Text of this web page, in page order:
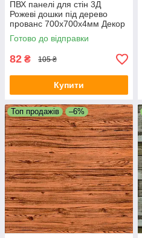
ПВХ панелі для стін 3Д
Рожеві дошки під дерево
прованс 700х700х4мм Декор
3D панелі для стін (379) SW-
00001384
Готово до відправки
82 ₴ 105 ₴
Купити
Топ продажів –6%